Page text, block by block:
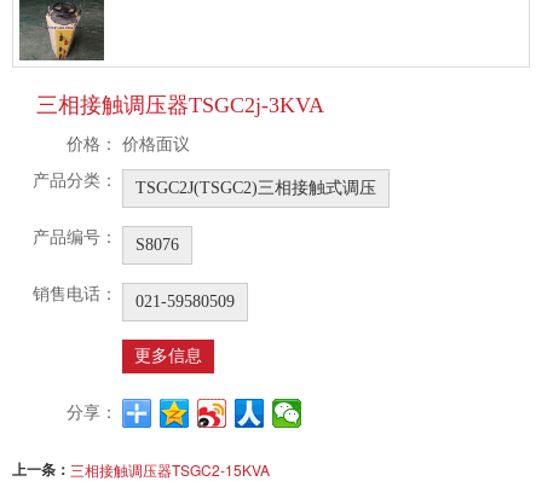
三相接触调压器TSGC2j-3KVA
价格：
价格面议
产品分类：
TSGC2J(TSGC2)三相接触式调压
产品编号： S8076
销售电话： 021-59580509
更多信息
分享：
上一条： 三相接触调压器TSGC2-15KVA